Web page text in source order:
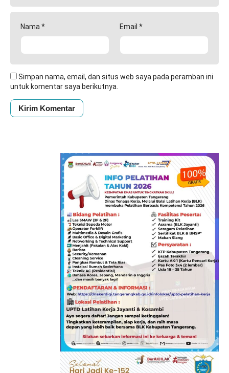
Nama* Email *
Simpan nama, email, dan situs web saya pada peramban ini
untuk komentar saya berikutnya.